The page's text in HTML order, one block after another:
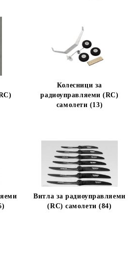
Колесници за
радиоуправляеми (RC)
самолети (13)
Витла за радиоуправляеми
(RC) самолети (84)